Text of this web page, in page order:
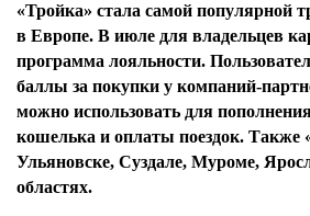
«Тройка» стала самой популярной
в Европе. В июле для владельцев
программа лояльности.
баллы за покупки у компаний-
можно использовать для
кошелька и оплаты поездок. Также
Ульяновске, Суздале, Муроме,
областях.